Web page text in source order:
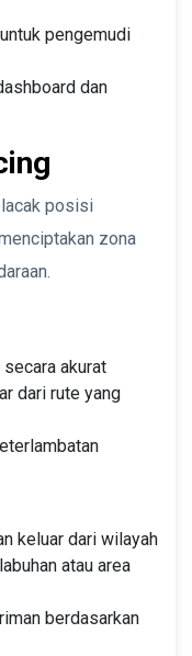
pengemudi
dan
posisi
zona
akurat
dari rute yang
keluar dari wilayah
atau area
berdasarkan